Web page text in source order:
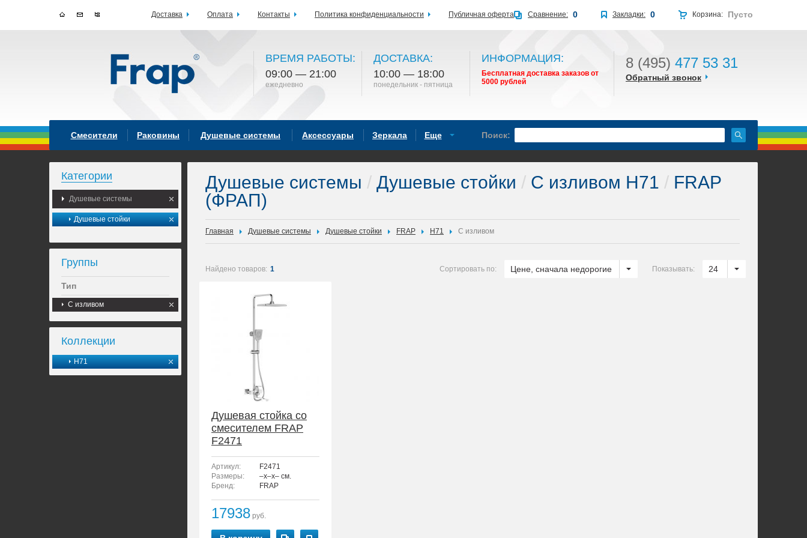
ВРЕМЯ РАБОТЫ:
09:00 — 21:00
ежедневно
ДОСТАВКА:
10:00 — 18:00
понедельник - пятница
ИНФОРМАЦИЯ:
Бесплатная доставка заказов от
5000 рублей
8 (495) 477 53 31
Обратный звонок
Смесители Раковины Душевые системы Аксессуары Зеркала Еще Поиск:
Категории
Душевые системы
Душевые стойки
Группы
Тип
С изливом
Коллекции
H71
Душевые системы / Душевые стойки / С изливом H71 / FRAP
(ФРАП)
Главная Душевые системы Душевые стойки FRAP H71 С изливом
Найдено товаров: 1 Показывать: 24
Сортировать по: Цене, сначала недорогие
Душевая стойка со
смесителем FRAP
F2471
Артикул:
F2471
Размеры:
–x–x– см.
Бренд:
FRAP
17938 руб.
Доставка Оплата Контакты Политика конфиденциальности Публичная оферта Корзина: Пусто
Закладки: 0
Сравнение: 0